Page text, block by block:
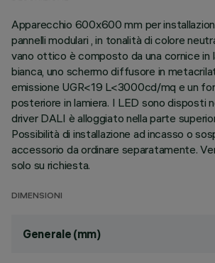
Apparecchio 600x600 mm per
pannelli modulari , in tonalità di colore
vano ottico è composto da una cornice in
bianca, uno schermo diffusore in
emissione UGR<19 L<3000cd/mq e un
posteriore in lamiera. I LED sono disposti
driver DALI è alloggiato nella parte
Possibilità di installazione ad incasso o
accessorio da ordinare separatamente.
solo su richiesta.
DIMENSIONI
Generale (mm)